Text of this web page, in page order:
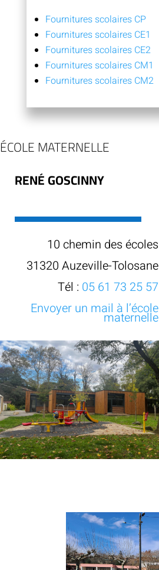
Fournitures scolaires CP
Fournitures scolaires CE1
Fournitures scolaires CE2
Fournitures scolaires CM1
Fournitures scolaires CM2
ÉCOLE MATERNELLE
RENÉ GOSCINNY
10 chemin des écoles
31320 Auzeville-Tolosane
Tél : 05 61 73 25 57
Envoyer un mail à l’école
maternelle